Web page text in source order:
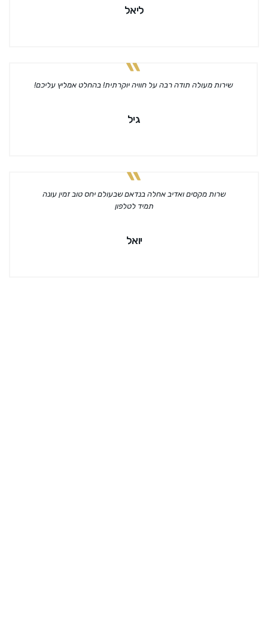
ליאל
שירות מעולה תודה רבה על חוויה יוקרתית! בהחלט אמליץ עליכם!
גיל
שרות מקסים ואדיב אחלה בנדאם שבעולם יחס טוב זמין עונה
תמיד לטלפון
יואל